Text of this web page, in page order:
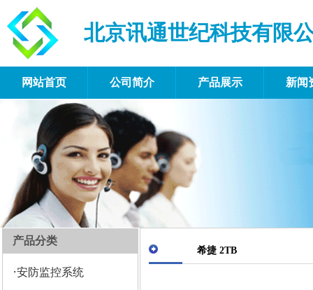
北京讯通世纪科技有限
网站首页 公司简介 产品展示 新闻
产品分类
·安防监控系统
希捷 2TB